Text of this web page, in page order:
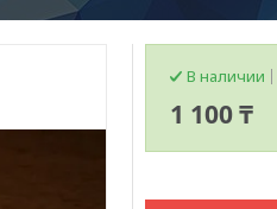
В наличии
1 100 ₸